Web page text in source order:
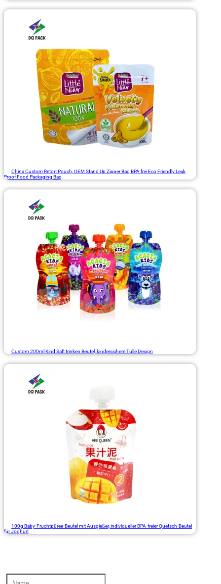
China Custom Retort Pouch, OEM Stand Up Zipper Bag BPA frei Eco Friendly Leak
Proof Food Packaging Bag
Custom 200ml Kind Saft trinken Beutel, kindersichere Tülle Design
100g Baby-Fruchtpüree-Beutel mit Ausgießer, individueller BPA-freier Quetsch-Beutel
für Joghurt